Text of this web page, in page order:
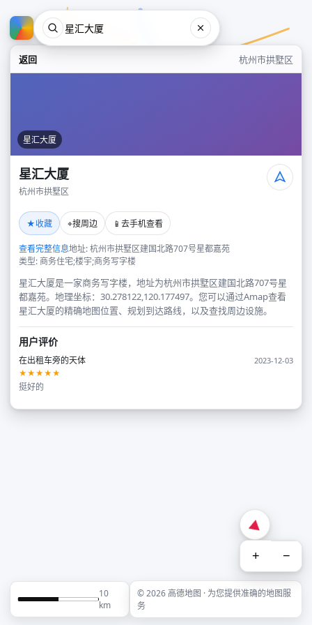
返回 杭州市拱墅区
星汇大厦
星汇大厦
杭州市拱墅区
★收藏 ⌖搜周边 📱 去手机查看
查看完整信息地址: 杭州市拱墅区建国北路707号星都嘉苑
类型: 商务住宅;楼宇;商务写字楼
星汇大厦是一家商务写字楼，地址为杭州市拱墅区建国北路707号星
都嘉苑。地理坐标：30.278122,120.177497。您可以通过Amap查看
星汇大厦的精确地图位置、规划到达路线，以及查找周边设施。
用户评价
在出租车旁的天体
2023-12-03
★★★★★
挺好的
+ −
10
km
© 2026 高德地图 · 为您提供准确的地图服
务